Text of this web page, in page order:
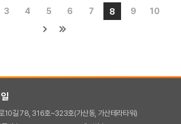
3 4 5 6 7 8 9 10
10길 78, 316호~323호(가산동, 가산테라타워)